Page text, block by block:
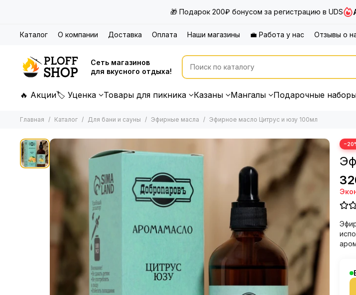
🎁 Подарок 200₽ бонусом за регистрацию в UDS
Каталог О компании Доставка Оплата Наши магазины 💼 Работа у нас Отзывы о
Сеть магазинов
для вкусного отдыха!
🔥 Акции🏷 Уценка Товары для пикника Казаны Мангалы Подарочные
Главная Каталог Для бани и сауны Эфирные масла Эфирное масло Цитрус и юзу 100мл